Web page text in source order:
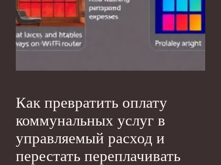
Как превратить оплату
коммунальных услуг в
управляемый расход и
перестать переплачивать